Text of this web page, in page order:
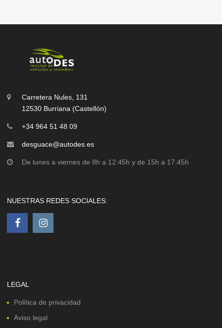
Carretera Nules, 131
12530 Burriana (Castellón)
+34 964 51 48 09
desguace@autodes.es
De lunes a viernes de 8h a 12:45h y de 15h a 17:45h
NUESTRAS REDES SOCIALES:
LEGAL
Política de privacidad
Aviso legal